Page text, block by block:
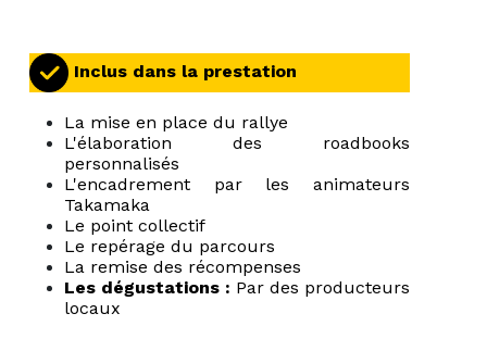
Inclus dans la prestation
La mise en place du rallye
L'élaboration des roadbooks
personnalisés
L'encadrement par les animateurs
Takamaka
Le point collectif
Le repérage du parcours
La remise des récompenses
Les dégustations : Par des producteurs
locaux